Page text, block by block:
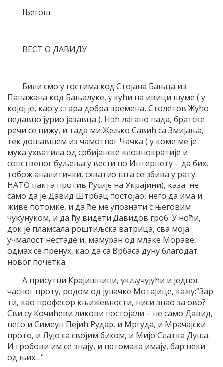
Његош
ВЕСТ О ДАВИДУ
Били смо у гостима код Стојана Бањца из
Папажана код Бањалуке, у кући на ивици шуме ( у
којој је, као у стара добра времена, Столетов Жућо
недавно јурио јазавца ). Ноћ лагано пада, братске
речи се нижу, и тада ми Жељко Савић са Змијања,
тек дошавшем из чамотног Чачка ( у коме ме је
мука ухватила од србијанске кловнократије и
сопственог буљења у вести по Интернету – да бих,
тобож аналитички, схватио шта се збива у рату
НАТО пакта против Русије на Украјини), каза не
само да је Давид Штрбац постојао, него да има и
живе потомке, и да ће ме упознати с његовим
чукунуком, и да ћу видети Давидов гроб. У ноћи,
док је пламсала роштиљска ватрица, сва моја
учмалост нестаде и, мамуран од млаке Мораве,
одмах се пренух, као да са Врбаса дуну благодат
новог почетка.
А присутни Крајишници, укључујући и једног
часног проту, родом од јуначке Мотајице, кажу:“Зар
ти, као професор књижевности, ниси знао за ово?
Сви су Кочићеви ликови постојали – не само Давид,
него и Симеун Пејић Рудар, и Мргуда, и Мрачајски
прото, и Лујо са својим биком, и Мијо Слатка Душа.
И гробови им се знају, и потомака имају, бар неки
од њих…“